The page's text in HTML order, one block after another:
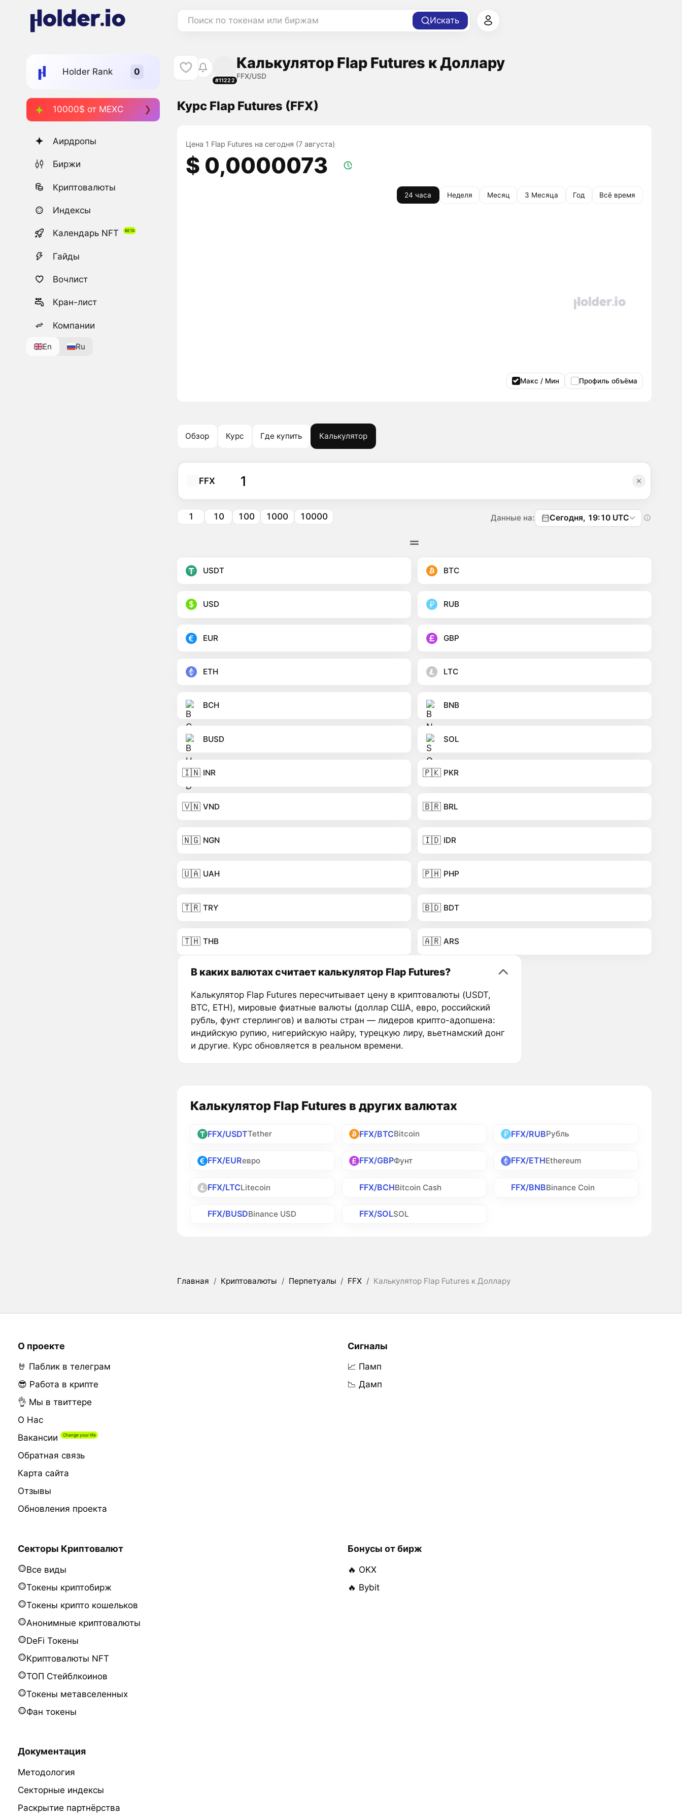
Поиск по токенам или биржам Искать
Holder Rank
10000$ от MEXC
Аирдропы
Биржи
Криптовалюты
Индексы
Календарь NFT
Гайды
Вочлист
Кран-лист
Компании
En Ru
#11222
Калькулятор Flap Futures к Доллару
FFX/USD
Курс Flap Futures (FFX)
Цена 1 Flap Futures на сегодня (7 августа)
$ 0,0000073
24 часа Неделя Месяц 3 Месяца Год Всё время
Макс / Мин Профиль объёма
Обзор Курс Где купить Калькулятор
FFX
1 10 100 1000 10000 Данные на: Сегодня, 19:10 UTC
USDT BTC
USD RUB
EUR GBP
ETH LTC
BCH BNB
BUSD SOL
🇮🇳 INR 🇵🇰 PKR
🇻🇳 VND 🇧🇷 BRL
🇳🇬 NGN 🇮🇩 IDR
🇺🇦 UAH 🇵🇭 PHP
🇹🇷 TRY 🇧🇩 BDT
🇹🇭 THB 🇦🇷 ARS
В каких валютах считает калькулятор Flap Futures?
Калькулятор Flap Futures пересчитывает цену в криптовалюты (USDT,
BTC, ETH), мировые фиатные валюты (доллар США, евро, российский
рубль, фунт стерлингов) и валюты стран — лидеров крипто-адопшена:
индийскую рупию, нигерийскую найру, турецкую лиру, вьетнамский донг
и другие. Курс обновляется в реальном времени.
Калькулятор Flap Futures в других валютах
FFX/USDTTether FFX/BTCBitcoin FFX/RUBРубль
FFX/EURевро FFX/GBPФунт FFX/ETHEthereum
FFX/LTCLitecoin FFX/BCHBitcoin Cash FFX/BNBBinance Coin
FFX/BUSDBinance USD FFX/SOLSOL
Главная / Криптовалюты / Перпетуалы / FFX / Калькулятор Flap Futures к Доллару
О проекте
🤘 Паблик в телеграм
😎 Работа в крипте
👌 Мы в твиттере
О Нас
Вакансии
Обратная связь
Карта сайта
Отзывы
Обновления проекта
Сигналы
📈 Памп
📉 Дамп
Секторы Криптовалют
Все виды
Токены криптобирж
Токены крипто кошельков
Анонимные криптовалюты
DeFi Токены
Криптовалюты NFT
ТОП Стейблкоинов
Токены метавселенных
Фан токены
Бонусы от бирж
🔥 OKX
🔥 Bybit
Документация
Методология
Секторные индексы
Раскрытие партнёрства